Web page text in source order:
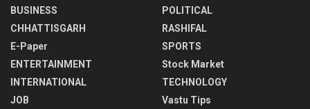
BUSINESS
CHHATTISGARH
E-Paper
ENTERTAINMENT
INTERNATIONAL
JOB
POLITICAL
RASHIFAL
SPORTS
Stock Market
TECHNOLOGY
Vastu Tips